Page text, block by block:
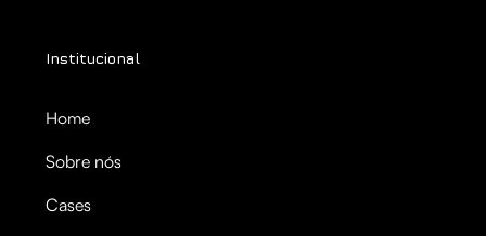
Institucional
Home
Sobre nós
Cases